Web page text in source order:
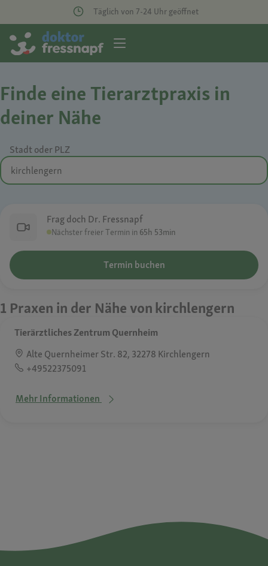
Täglich von 7-24 Uhr geöffnet
Finde eine Tierarztpraxis in
deiner Nähe
Stadt oder PLZ
Frag doch Dr. Fressnapf
Nächster freier Termin in 65h 53min
Termin buchen
1 Praxen in der Nähe von kirchlengern
Tierärztliches Zentrum Quernheim
Alte Quernheimer Str. 82, 32278 Kirchlengern
+49522375091
Mehr Informationen